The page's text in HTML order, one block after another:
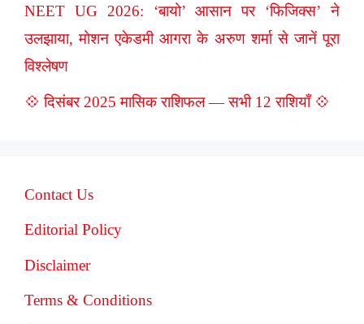
NEET UG 2026: ‘बायो’ आसान पर ‘फिजिक्स’ ने
उलझाया, मोशन एकेडमी आगरा के अरुण शर्मा से जानें पूरा
विश्लेषण
💠 दिसंबर 2025 मासिक राशिफल — सभी 12 राशियाँ 💠
Contact Us
Editorial Policy
Disclaimer
Terms & Conditions